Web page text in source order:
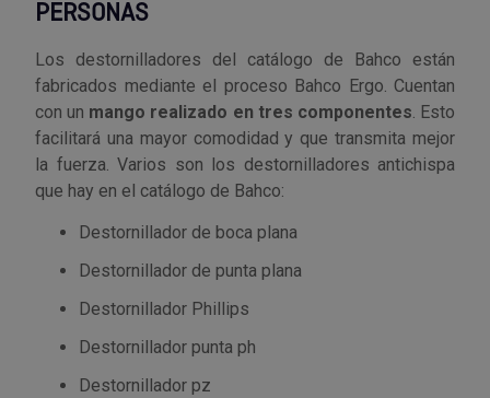
PERSONAS
Los destornilladores del catálogo de Bahco están
fabricados mediante el proceso Bahco Ergo. Cuentan
con un mango realizado en tres componentes. Esto
facilitará una mayor comodidad y que transmita mejor
la fuerza. Varios son los destornilladores antichispa
que hay en el catálogo de Bahco:
Destornillador de boca plana
Destornillador de punta plana
Destornillador Phillips
Destornillador punta ph
Destornillador pz